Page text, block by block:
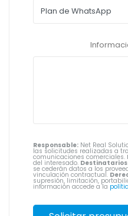
Responsable: Net Real
las solicitudes realizadas a
comunicaciones comerciales.
del interesado.
se cederán datos a los
vinculación contractual.
supresión, limitación,
información accede a la